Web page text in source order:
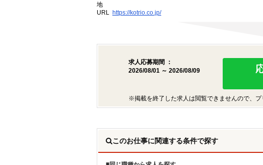
地
URL https://kotrio.co.jp/
求人応募期間 ：
2026/08/01 ～ 2026/08/09
※掲載を終了した求人は閲覧できませんので、プ
このお仕事に関連する条件で探す